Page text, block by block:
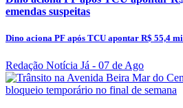
emendas suspeitas
Dino aciona PF após TCU apontar R$ 55,4
Redação Notícia Já - 07 de Ago